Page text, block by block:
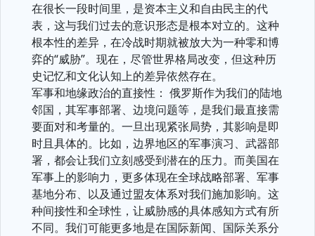
在很长一段时间里，是资本主义和自由民主的代
表，这与我们过去的意识形态是根本对立的。这种
根本性的差异，在冷战时期就被放大为一种零和博
弈的“威胁”。现在，尽管世界格局改变，但这种历
史记忆和文化认知上的差异依然存在。
军事和地缘政治的直接性： 俄罗斯作为我们的陆地
邻国，其军事部署、边境问题等，是我们最直接需
要面对和考量的。一旦出现紧张局势，其影响是即
时且具体的。比如，边界地区的军事演习、武器部
署，都会让我们立刻感受到潜在的压力。而美国在
军事上的影响力，更多体现在全球战略部署、军事
基地分布、以及通过盟友体系对我们施加影响。这
种间接性和全球性，让威胁感的具体感知方式有所
不同。我们可能更多地是在国际新闻、国际关系分